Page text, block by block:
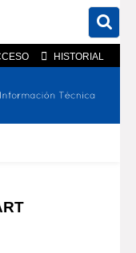
HISTORIAL
En el sitio